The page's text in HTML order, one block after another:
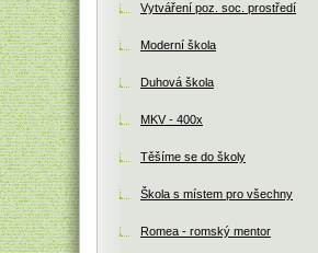
Vytváření poz. soc. prostředí
Moderní škola
Duhová škola
MKV - 400x
Těšíme se do školy
Škola s místem pro všechny
Romea - romský mentor